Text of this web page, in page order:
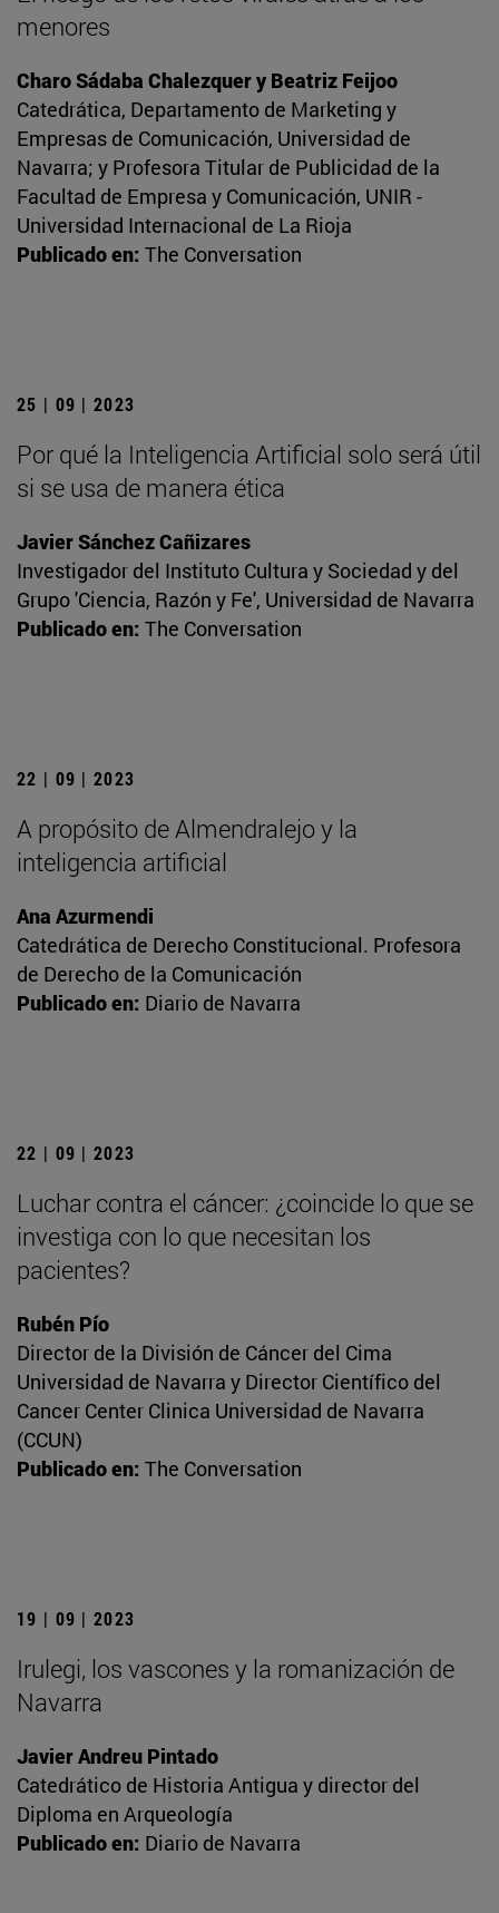
menores
Charo Sádaba Chalezquer y Beatriz Feijoo
Catedrática, Departamento de Marketing y
Empresas de Comunicación, Universidad de
Navarra; y Profesora Titular de Publicidad de la
Facultad de Empresa y Comunicación, UNIR -
Universidad Internacional de La Rioja
Publicado en: The Conversation
25 | 09 | 2023
Por qué la Inteligencia Artificial solo será útil
si se usa de manera ética
Javier Sánchez Cañizares
Investigador del Instituto Cultura y Sociedad y del
Grupo 'Ciencia, Razón y Fe', Universidad de Navarra
Publicado en: The Conversation
22 | 09 | 2023
A propósito de Almendralejo y la
inteligencia artificial
Ana Azurmendi
Catedrática de Derecho Constitucional. Profesora
de Derecho de la Comunicación
Publicado en: Diario de Navarra
22 | 09 | 2023
Luchar contra el cáncer: ¿coincide lo que se
investiga con lo que necesitan los
pacientes?
Rubén Pío
Director de la División de Cáncer del Cima
Universidad de Navarra y Director Científico del
Cancer Center Clinica Universidad de Navarra
(CCUN)
Publicado en: The Conversation
19 | 09 | 2023
Irulegi, los vascones y la romanización de
Navarra
Javier Andreu Pintado
Catedrático de Historia Antigua y director del
Diploma en Arqueología
Publicado en: Diario de Navarra